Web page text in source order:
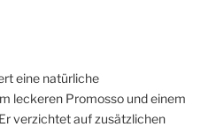
eine natürliche
leckeren Promosso und einem
verzichtet auf zusätzlichen